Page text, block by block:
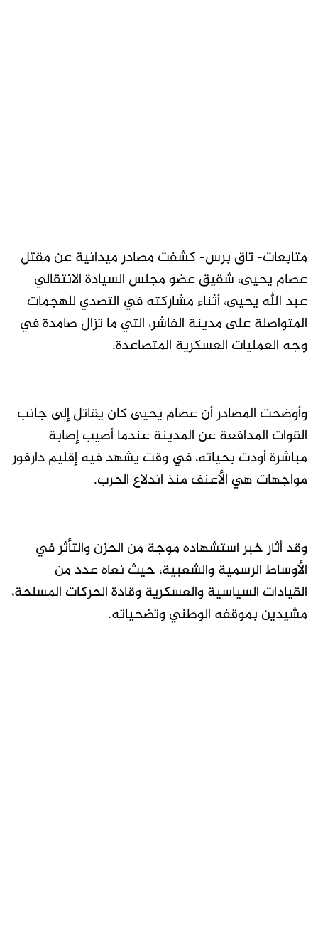
متابعات- تاق برس- كشفت مصادر ميدانية عن مقتل
عصام يحيى، شقيق عضو مجلس السيادة الانتقالي
عبد الله يحيى، أثناء مشاركته في التصدي للهجمات
المتواصلة على مدينة الفاشر، التي ما تزال صامدة في
وجه العمليات العسكرية المتصاعدة.
وأوضحت المصادر أن عصام يحيى كان يقاتل إلى جانب
القوات المدافعة عن المدينة عندما أصيب إصابة
مباشرة أودت بحياته، في وقت يشهد فيه إقليم دارفور
مواجهات هي الأعنف منذ اندلاع الحرب.
وقد أثار خبر استشهاده موجة من الحزن والتأثر في
الأوساط الرسمية والشعبية، حيث نعاه عدد من
القيادات السياسية والعسكرية وقادة الحركات المسلحة،
مشيدين بموقفه الوطني وتضحياته.